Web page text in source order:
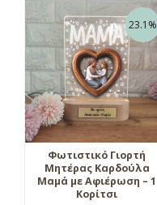
23.1%
Φωτιστικό Γιορτή
Μητέρας Καρδούλα
Μαμά με Αφιέρωση – 1
Κορίτσι